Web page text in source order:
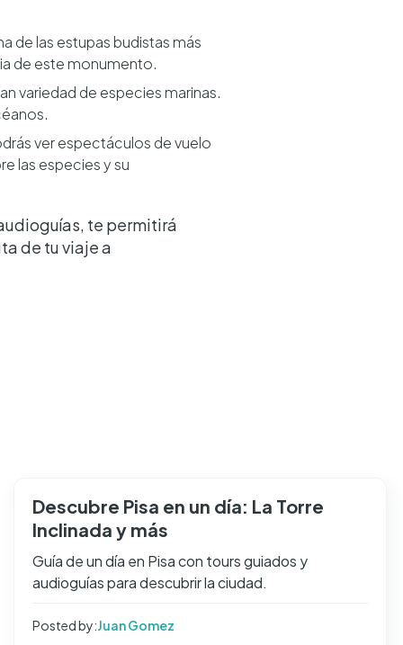
de las estupas budistas más
de este monumento.
variedad de especies marinas.
ver espectáculos de vuelo
las especies y su
te permitirá
de tu viaje a
Descubre Pisa en un día: La Torre
Inclinada y más
Guía de un día en Pisa con tours guiados y
audioguías para descubrir la ciudad.
Posted by:Juan Gomez